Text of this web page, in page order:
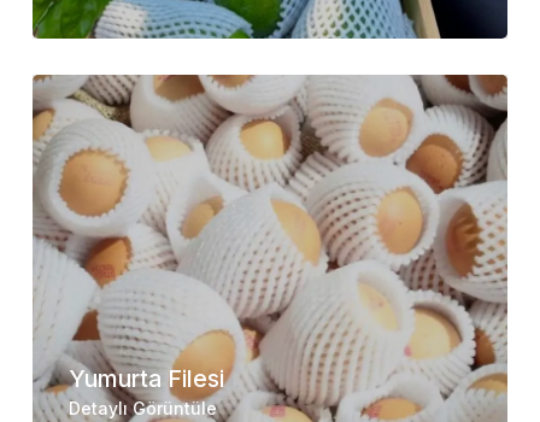
Yumurta Filesi
Detaylı Görüntüle